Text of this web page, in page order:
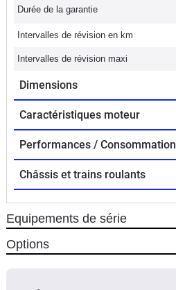
Durée de la garantie
Intervalles de révision en km
Intervalles de révision maxi
Dimensions
Caractéristiques moteur
Performances / Consommation
Châssis et trains roulants
Equipements de série
Options